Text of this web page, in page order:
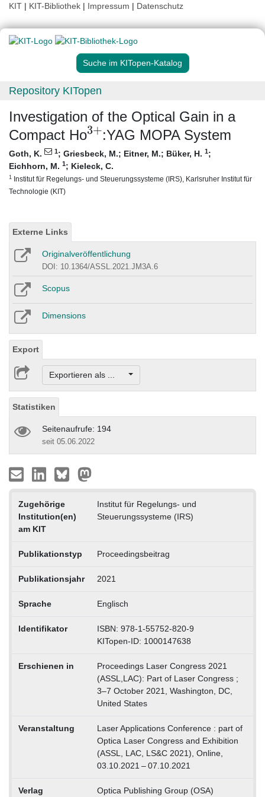
KIT | KIT-Bibliothek | Impressum | Datenschutz
Suche im KITopen-Katalog
Repository KITopen
Investigation of the Optical Gain in a
Compact Ho
3+
:YAG MOPA System
Goth, K. 1; Griesbeck, M.; Eitner, M.; Büker, H. 1;
Eichhorn, M. 1; Kieleck, C.
1 Institut für Regelungs- und Steuerungssysteme (IRS), Karlsruher Institut für
Technologie (KIT)
Externe Links
Originalveröffentlichung
DOI: 10.1364/ASSL.2021.JM3A.6
Scopus
Dimensions
Export
Exportieren als ...
Statistiken
Seitenaufrufe: 194
seit 05.06.2022
Zugehörige
Institution(en)
am KIT
Institut für Regelungs- und
Steuerungssysteme (IRS)
Publikationstyp Proceedingsbeitrag
Publikationsjahr 2021
Sprache Englisch
Identifikator
ISBN: 978-1-55752-820-9
KITopen-ID: 1000147638
Erschienen in
Proceedings Laser Congress 2021
(ASSL,LAC): Part of Laser Congress ;
3–7 October 2021, Washington, DC,
United States
Veranstaltung
Laser Applications Conference : part of
Optica Laser Congress and Exhibition
(ASSL, LAC, LS&C 2021), Online,
03.10.2021 – 07.10.2021
Verlag Optica Publishing Group (OSA)